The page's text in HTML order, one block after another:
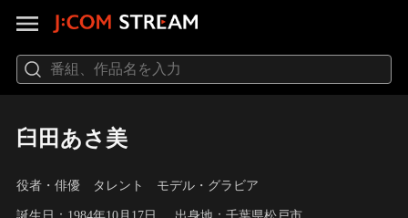
臼田あさ美
役者・俳優 タレント モデル・グラビア